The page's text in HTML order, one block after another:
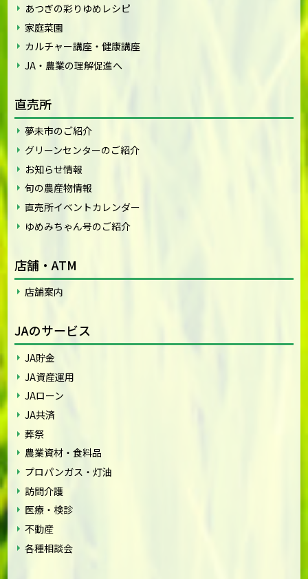
あつぎの彩りゆめレシピ
家庭菜園
カルチャー講座・健康講座
JA・農業の理解促進へ
直売所
夢未市のご紹介
グリーンセンターのご紹介
お知らせ情報
旬の農産物情報
直売所イベントカレンダー
ゆめみちゃん号のご紹介
店舗・ATM
店舗案内
JAのサービス
JA貯金
JA資産運用
JAローン
JA共済
葬祭
農業資材・食料品
プロパンガス・灯油
訪問介護
医療・検診
不動産
各種相談会